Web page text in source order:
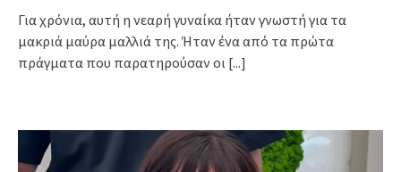
Για χρόνια, αυτή η νεαρή γυναίκα ήταν γνωστή για τα
μακριά μαύρα μαλλιά της. Ήταν ένα από τα πρώτα
πράγματα που παρατηρούσαν οι [...]